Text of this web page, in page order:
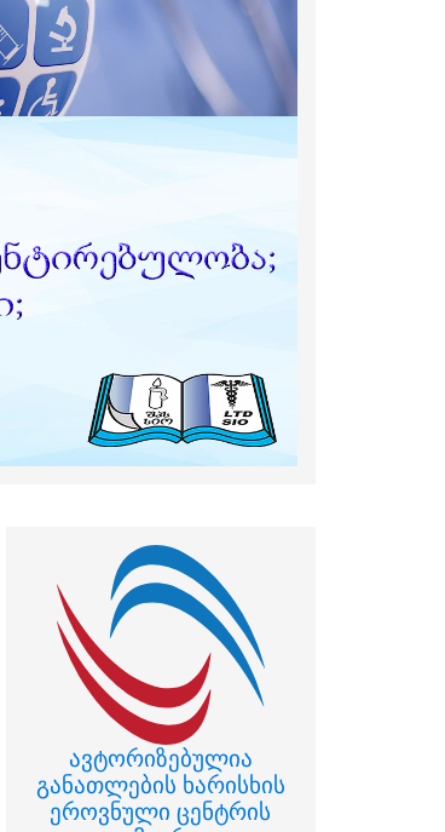
ავტორიზებულია
განათლების ხარისხის
ეროვნული ცენტრის